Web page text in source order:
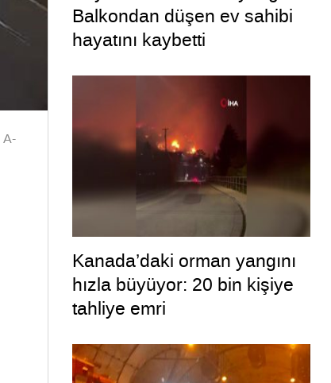
A-
Balkondan düşen ev sahibi
hayatını kaybetti
Kanada’daki orman yangını
hızla büyüyor: 20 bin kişiye
tahliye emri